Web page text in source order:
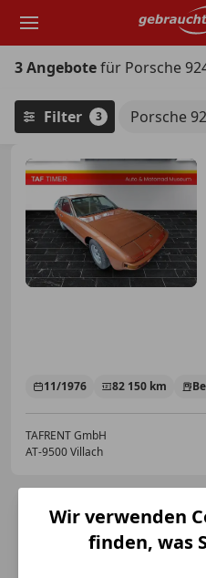
Hauptinhalt
3 Angebotefür Porsche
Filter 3 Porsche
11/1976 82 150 km
TAFRENT GmbH
AT-9500 Villach
Wir verwenden
finden, was